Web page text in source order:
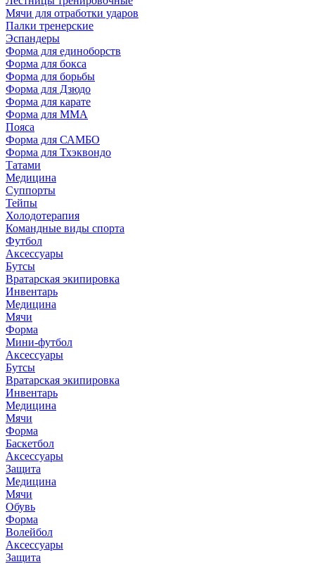
Мячи для отработки ударов
Палки тренерские
Эспандеры
Форма для единоборств
Форма для бокса
Форма для борьбы
Форма для Дзюдо
Форма для карате
Форма для MMA
Пояса
Форма для САМБО
Форма для Тхэквондо
Татами
Медицина
Суппорты
Тейпы
Холодотерапия
Командные виды спорта
Футбол
Аксессуары
Бутсы
Вратарская экипировка
Инвентарь
Медицина
Мячи
Форма
Мини-футбол
Аксессуары
Бутсы
Вратарская экипировка
Инвентарь
Медицина
Мячи
Форма
Баскетбол
Аксессуары
Защита
Медицина
Мячи
Обувь
Форма
Волейбол
Аксессуары
Защита